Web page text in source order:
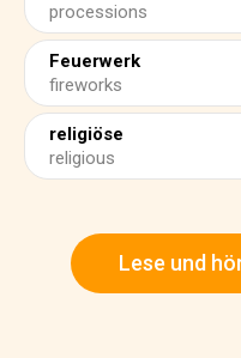
processions
Feuerwerk
fireworks
religiöse
religious
Lese und